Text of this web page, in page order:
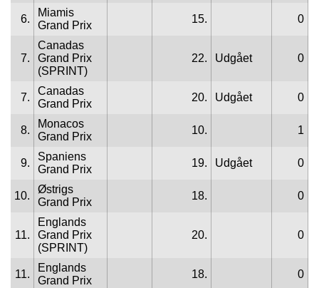
6.
Miamis
Grand Prix
15. 0
7.
Canadas
Grand Prix
(SPRINT)
22. Udgået 0
7.
Canadas
Grand Prix
20. Udgået 0
8.
Monacos
Grand Prix
10. 1
9.
Spaniens
Grand Prix
19. Udgået 0
10.
Østrigs
Grand Prix
18. 0
11.
Englands
Grand Prix
(SPRINT)
20. 0
11.
Englands
Grand Prix
18. 0